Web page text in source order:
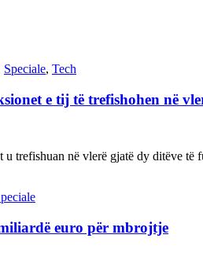
Speciale, Tech
e tij të trefishohen në
trefishuan në vlerë gjatë dy ditëve të
euro për mbrojtje